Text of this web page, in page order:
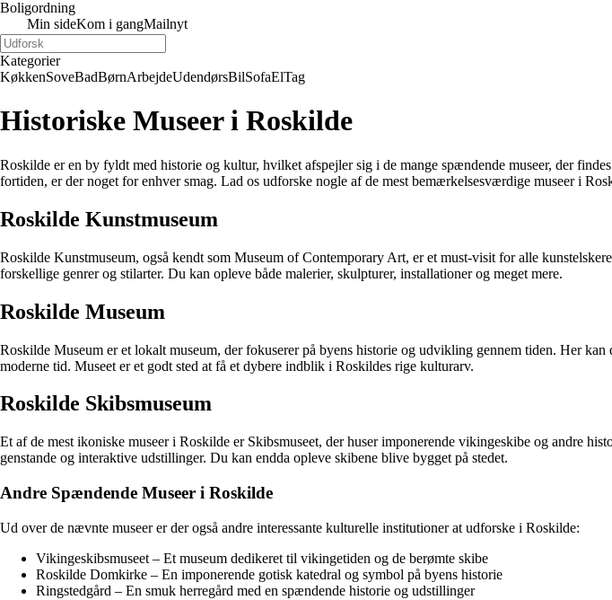
Boligordning
Min sideKom i gangMailnyt
Kategorier
KøkkenSoveBadBørnArbejdeUdendørsBilSofaElTag
Historiske Museer i Roskilde
Roskilde er en by fyldt med historie og kultur, hvilket afspejler sig i de mange spændende museer, der
fortiden, er der noget for enhver smag. Lad os udforske nogle af de mest bemærkelsesværdige museer i
Roskilde Kunstmuseum
Roskilde Kunstmuseum, også kendt som Museum of Contemporary Art, er et must-visit for alle
forskellige genrer og stilarter. Du kan opleve både malerier, skulpturer, installationer og meget mere.
Roskilde Museum
Roskilde Museum er et lokalt museum, der fokuserer på byens historie og udvikling gennem tiden. Her
moderne tid. Museet er et godt sted at få et dybere indblik i Roskildes rige kulturarv.
Roskilde Skibsmuseum
Et af de mest ikoniske museer i Roskilde er Skibsmuseet, der huser imponerende vikingeskibe og andre
genstande og interaktive udstillinger. Du kan endda opleve skibene blive bygget på stedet.
Andre Spændende Museer i Roskilde
Ud over de nævnte museer er der også andre interessante kulturelle institutioner at udforske i Roskilde:
Vikingeskibsmuseet – Et museum dedikeret til vikingetiden og de berømte skibe
Roskilde Domkirke – En imponerende gotisk katedral og symbol på byens historie
Ringstedgård – En smuk herregård med en spændende historie og udstillinger